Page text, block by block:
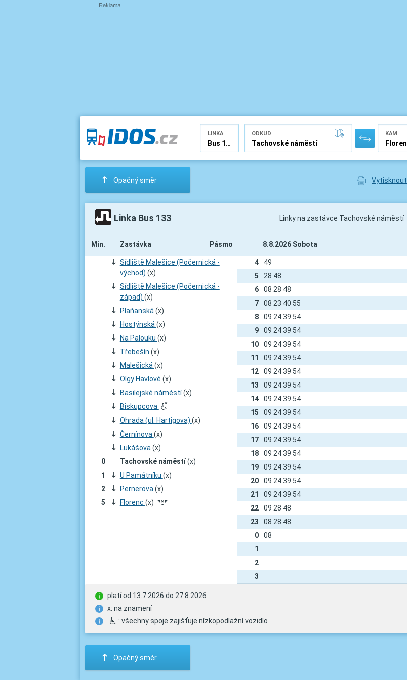
LINKA ODKUD KAM
: Opačný směr Vytisknout
Linka Bus 133 Linky na zastávce Tachovské náměstí
Min. Zastávka Pásmo
; Sídliště Malešice (Počernická -
východ) (x)
; Sídliště Malešice (Počernická -
západ) (x)
;
Plaňanská (x)
;
Hostýnská (x)
;
Na Palouku (x)
;
Třebešín (x)
;
Malešická (x)
; Olgy Havlové (x)
;
Basilejské náměstí(x)
;
Biskupcova ò
; Ohrada (ul. Hartigova) (x)
; Černínova (x)
;
Lukášova (x)
0
Tachovské náměstí (x)
1
; U Památníku (x)
2
; Pernerova (x)
5
; Florenc (x) #
8.8.2026 Sobota
4
49
5
28 48
6
08 28 48
7
08 23 40 55
8
09 24 39 54
9
09 24 39 54
10
09 24 39 54
11
09 24 39 54
12
09 24 39 54
13
09 24 39 54
14
09 24 39 54
15
09 24 39 54
16
09 24 39 54
17
09 24 39 54
18
09 24 39 54
19
09 24 39 54
20
09 24 39 54
21
09 24 39 54
22
09 28 48
23
08 28 48
0
08
1
2
3
platí od 13.7.2026 do 27.8.2026
x: na znamení
H : všechny spoje zajišťuje nízkopodlažní vozidlo
: Opačný směr